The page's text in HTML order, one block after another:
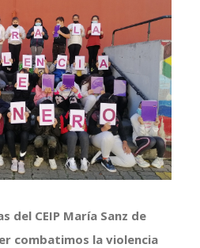
del CEIP María Sanz de
combatimos la violencia